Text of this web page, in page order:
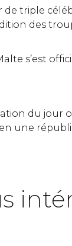
de triple
des
s’est
du jour
une